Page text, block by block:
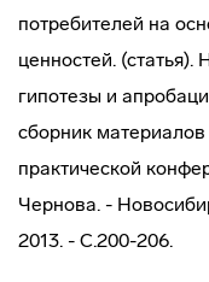
потребителей на
ценностей. (статья).
гипотезы и
сборник
практической
Чернова. -
2013. - С.200-206.